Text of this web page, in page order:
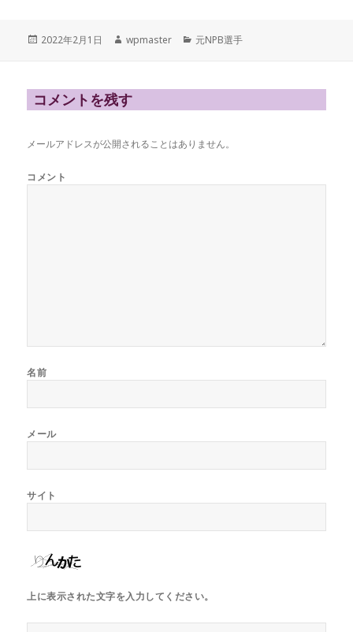
投
2022年2月1日
作
wpmaster
カ
元NPB選手
コメントを残す
メールアドレスが公開されることはありません。
コメント
名前
メール
サイト
上に表示された文字を入力してください。